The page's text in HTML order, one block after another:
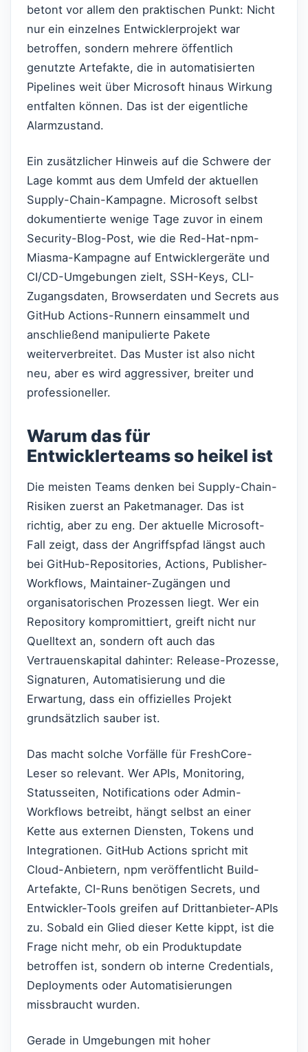
betont vor allem den praktischen Punkt: Nicht
nur ein einzelnes Entwicklerprojekt war
betroffen, sondern mehrere öffentlich
genutzte Artefakte, die in automatisierten
Pipelines weit über Microsoft hinaus Wirkung
entfalten können. Das ist der eigentliche
Alarmzustand.
Ein zusätzlicher Hinweis auf die Schwere der
Lage kommt aus dem Umfeld der aktuellen
Supply-Chain-Kampagne. Microsoft selbst
dokumentierte wenige Tage zuvor in einem
Security-Blog-Post, wie die Red-Hat-npm-
Miasma-Kampagne auf Entwicklergeräte und
CI/CD-Umgebungen zielt, SSH-Keys, CLI-
Zugangsdaten, Browserdaten und Secrets aus
GitHub Actions-Runnern einsammelt und
anschließend manipulierte Pakete
weiterverbreitet. Das Muster ist also nicht
neu, aber es wird aggressiver, breiter und
professioneller.
Warum das für
Entwicklerteams so heikel ist
Die meisten Teams denken bei Supply-Chain-
Risiken zuerst an Paketmanager. Das ist
richtig, aber zu eng. Der aktuelle Microsoft-
Fall zeigt, dass der Angriffspfad längst auch
bei GitHub-Repositories, Actions, Publisher-
Workflows, Maintainer-Zugängen und
organisatorischen Prozessen liegt. Wer ein
Repository kompromittiert, greift nicht nur
Quelltext an, sondern oft auch das
Vertrauenskapital dahinter: Release-Prozesse,
Signaturen, Automatisierung und die
Erwartung, dass ein offizielles Projekt
grundsätzlich sauber ist.
Das macht solche Vorfälle für FreshCore-
Leser so relevant. Wer APIs, Monitoring,
Statusseiten, Notifications oder Admin-
Workflows betreibt, hängt selbst an einer
Kette aus externen Diensten, Tokens und
Integrationen. GitHub Actions spricht mit
Cloud-Anbietern, npm veröffentlicht Build-
Artefakte, CI-Runs benötigen Secrets, und
Entwickler-Tools greifen auf Drittanbieter-APIs
zu. Sobald ein Glied dieser Kette kippt, ist die
Frage nicht mehr, ob ein Produktupdate
betroffen ist, sondern ob interne Credentials,
Deployments oder Automatisierungen
missbraucht wurden.
Gerade in Umgebungen mit hoher